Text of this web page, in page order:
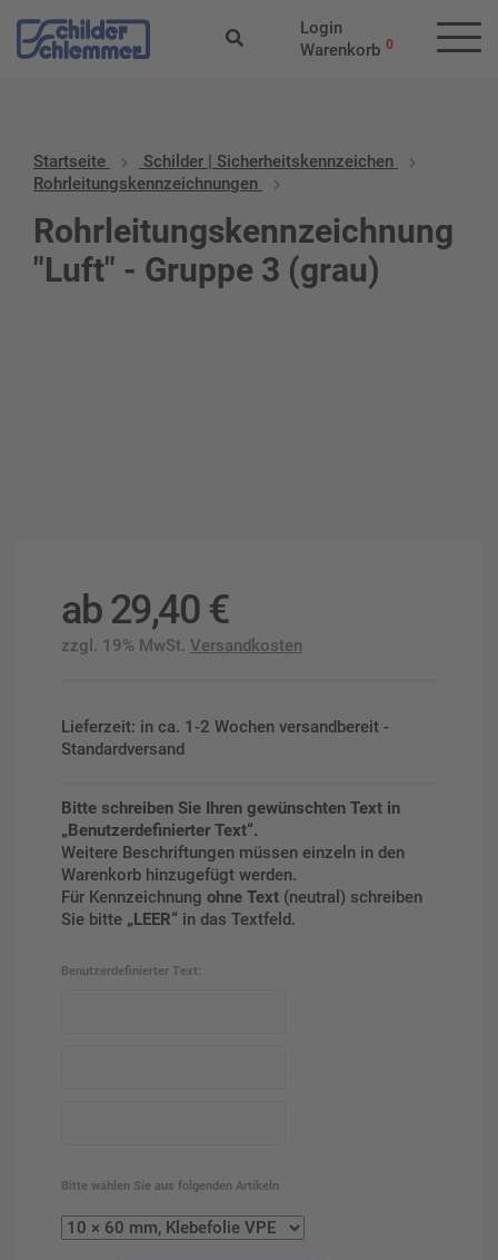
Login
Warenkorb 0
Startseite
Schilder | Sicherheitskennzeichen
Rohrleitungskennzeichnungen
Rohrleitungskennzeichnung
"Luft" - Gruppe 3 (grau)
ab29,40 €
zzgl. 19% MwSt. Versandkosten
Lieferzeit: in ca. 1-2 Wochen versandbereit -
Standardversand
Bitte schreiben Sie Ihren gewünschten Text in
„Benutzerdefinierter Text“.
Weitere Beschriftungen müssen einzeln in den
Warenkorb hinzugefügt werden.
Für Kennzeichnung ohne Text (neutral) schreiben
Sie bitte „LEER“ in das Textfeld.
Benutzerdefinierter Text:
Bitte wählen Sie aus folgenden Artikeln